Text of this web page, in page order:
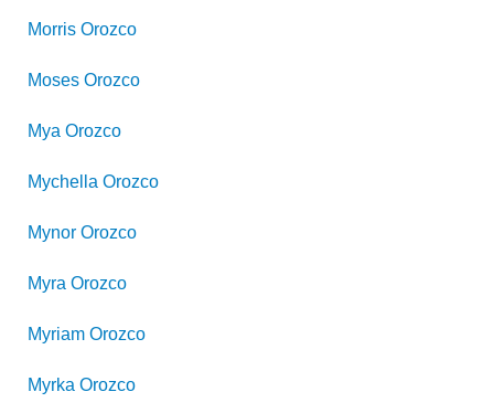
Morris Orozco
Moses Orozco
Mya Orozco
Mychella Orozco
Mynor Orozco
Myra Orozco
Myriam Orozco
Myrka Orozco